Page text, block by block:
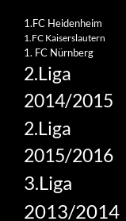
1.FC Heidenheim
1.FC Kaiserslautern
1. FC Nürnberg
2.Liga
2014/2015
2.Liga
2015/2016
3.Liga
2013/2014